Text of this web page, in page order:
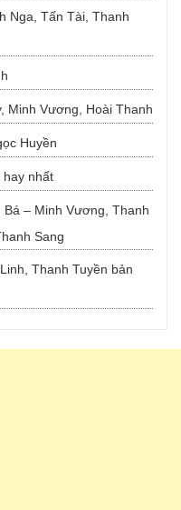
Nga, Tấn Tài, Thanh
Minh Vương, Hoài Thanh
Huyền
hay nhất
– Minh Vương, Thanh
Sang
Thanh Tuyền bản